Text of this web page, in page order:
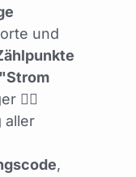
und
🤸‍♀️
aller
,